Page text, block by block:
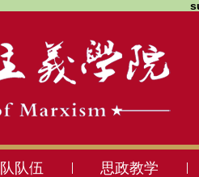
队伍 思政教学